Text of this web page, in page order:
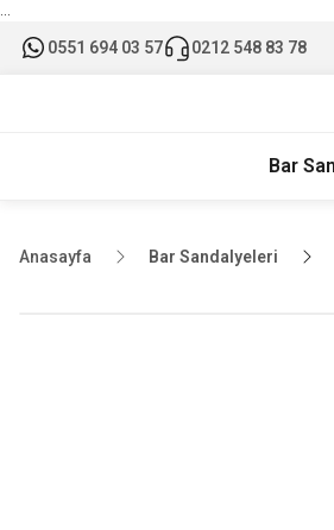
...
0551 694 03 57 0212 548 83 78
Bar
Anasayfa Bar Sandalyeleri